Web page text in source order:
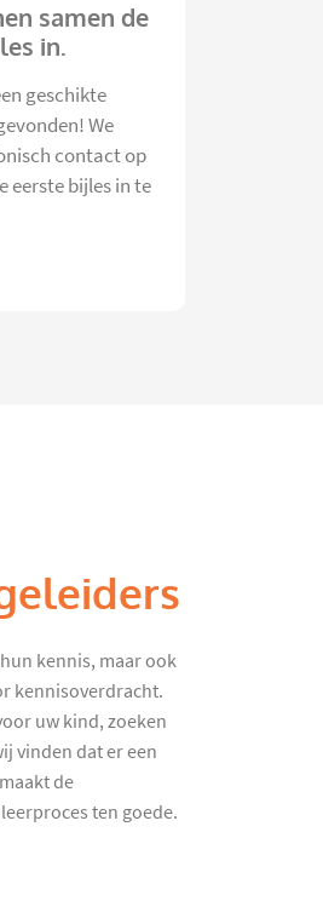
samen de
in.
geschikte
We
contact op
eerste bijles in te
kennis, maar ook
kennisoverdracht.
uw kind, zoeken
vinden dat er een
de
ten goede.